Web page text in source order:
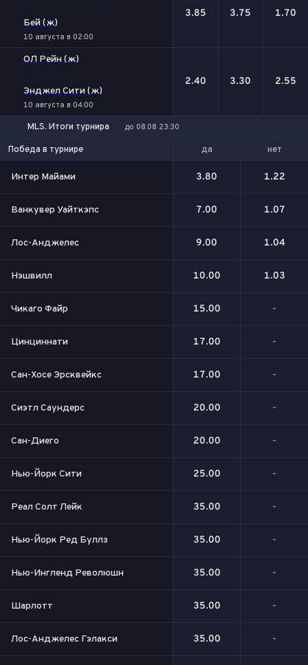
-
Бей (ж)
10 августа в 02:00
3.85 3.75 1.70
ОЛ Рейн (ж)
-
Энджел Сити (ж)
10 августа в 04:00
2.40 3.30 2.55
MLS. Итоги турнира до 08.08 23:30
Победа в турнире да нет
Интер Майами 3.80 1.22
Ванкувер Уайткэпс 7.00 1.07
Лос-Анджелес 9.00 1.04
Нэшвилл 10.00 1.03
Чикаго Файр 15.00 -
Цинциннати 17.00 -
Сан-Хосе Эрсквейкс 17.00 -
Сиэтл Саундерс 20.00 -
Сан-Диего 20.00 -
Нью-Йорк Сити 25.00 -
Реал Солт Лейк 35.00 -
Нью-Йорк Ред Буллз 35.00 -
Нью-Ингленд Революшн 35.00 -
Шарлотт 35.00 -
Лос-Анджелес Гэлакси 35.00 -